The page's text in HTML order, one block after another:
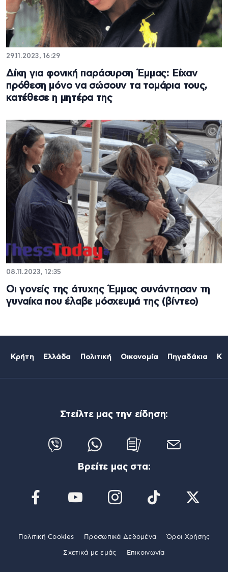
29.11.2023, 16:29
Δίκη για φονική παράσυρση Έμμας: Είχαν
πρόθεση μόνο να σώσουν τα τομάρια τους,
κατέθεσε η μητέρα της
08.11.2023, 12:35
Οι γονείς της άτυχης Έμμας συνάντησαν τη
γυναίκα που έλαβε μόσχευμά της (βίντεο)
Κρήτη Ελλάδα Πολιτική Οικονομία Πηγαδάκια
Στείλτε μας την είδηση:
Βρείτε μας στα:
Πολιτική Cookies Προσωπικά Δεδομένα Όροι Χρήσης
Σχετικά με εμάς Επικοινωνία